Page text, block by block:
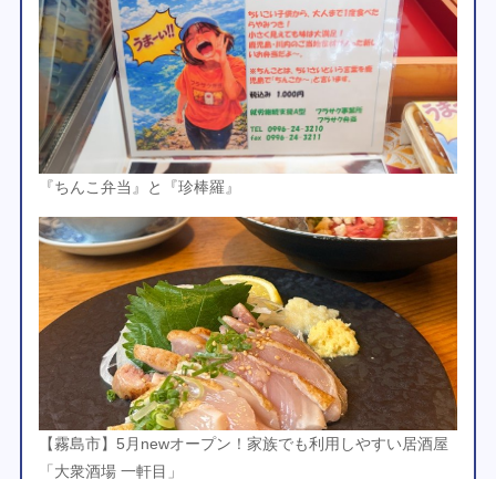
『ちんこ弁当』と『珍棒羅』
【霧島市】5月newオープン！家族でも利用しやすい居酒屋
「大衆酒場 一軒目」